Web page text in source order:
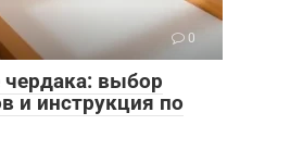
0
чердака: выбор
и инструкция по